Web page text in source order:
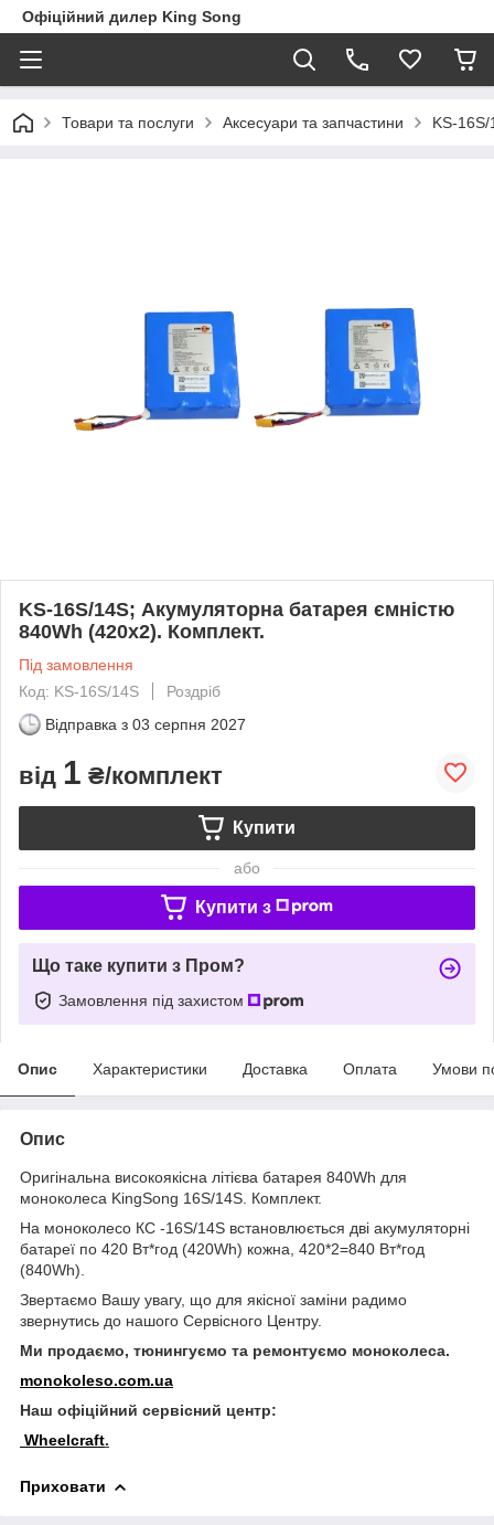
Офіційний дилер King Song
Товари та послуги Аксесуари та запчастини KS-
KS-16S/14S; Акумуляторна батарея ємністю
840Wh (420x2). Комплект.
Під замовлення
Код: KS-16S/14S
Роздріб
Відправка з 03 серпня 2027
від 1 ₴/комплект
Купити
або
Купити з
Що таке купити з Пром?
Замовлення під захистом
Опис Характеристики Доставка Оплата Умови
Опис
Оригінальна високоякісна літієва батарея 840Wh для
моноколеса KingSong 16S/14S. Комплект.
На моноколесо КС -16S/14S встановлюється дві акумуляторні
батареї по 420 Вт*год (420Wh) кожна, 420*2=840 Вт*год
(840Wh).
Звертаємо Вашу увагу, що для якісної заміни радимо
звернутись до нашого Сервісного Центру.
Ми продаємо, тюнингуємо та ремонтуємо моноколеса.
monokoleso.com.ua
Наш офіційний сервісний центр:
Wheelcraft.
Приховати